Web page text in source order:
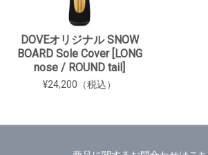
DOVEオリジナル SNOW
BOARD Sole Cover [LONG
nose / ROUND tail]
¥24,200（税込）